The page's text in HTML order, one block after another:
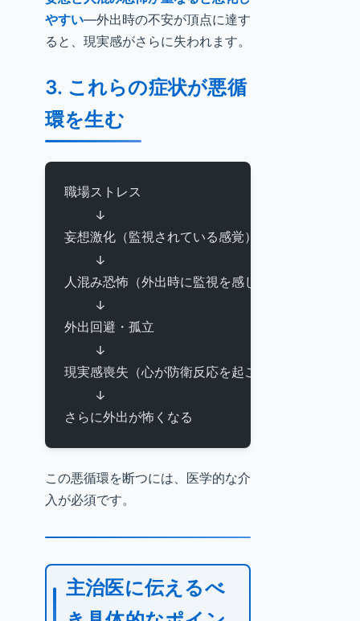
やすい—外出時の不安が頂点に達す
ると、現実感がさらに失われます。
3. これらの症状が悪循
環を生む
職場ストレス
    ↓
妄想激化（監視されている感覚）
    ↓
人混み恐怖（外出時に監視を感じる）
    ↓
外出回避・孤立
    ↓
現実感喪失（心が防衛反応を起こす）
    ↓
さらに外出が怖くなる
この悪循環を断つには、医学的な介
入が必須です。
主治医に伝えるべ